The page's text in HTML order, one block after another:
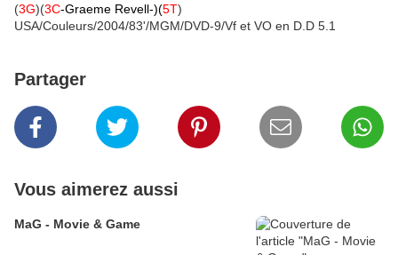
(3G)(3C-Graeme Revell-)(5T)
USA/Couleurs/2004/83'/MGM/DVD-9/Vf et VO en D.D 5.1
Partager
Vous aimerez aussi
MaG - Movie & Game